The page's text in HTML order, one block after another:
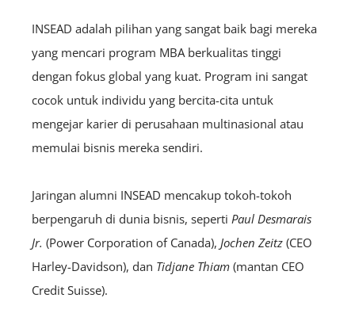
INSEAD adalah pilihan yang sangat baik bagi mereka
yang mencari program MBA berkualitas tinggi
dengan fokus global yang kuat. Program ini sangat
cocok untuk individu yang bercita-cita untuk
mengejar karier di perusahaan multinasional atau
memulai bisnis mereka sendiri.
Jaringan alumni INSEAD mencakup tokoh-tokoh
berpengaruh di dunia bisnis, seperti Paul Desmarais
Jr. (Power Corporation of Canada), Jochen Zeitz (CEO
Harley-Davidson), dan Tidjane Thiam (mantan CEO
Credit Suisse).